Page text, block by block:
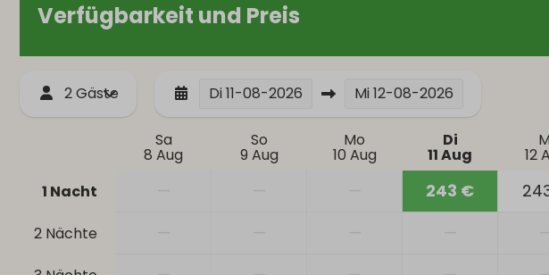
Verfügbarkeit und Preis
2 Gäste Di 11-08-2026 Mi 12-08-2026
Sa
8 Aug
So
9 Aug
Mo
10 Aug
Di
11 Aug 12
1 Nacht
243 €
2 Nächte